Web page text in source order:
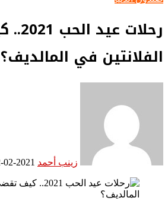
الفلانتين في المالديف؟
زينب أحمد 2021-02-12